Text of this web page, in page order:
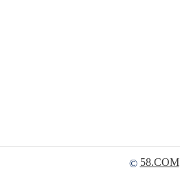
© 58.COM